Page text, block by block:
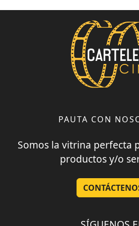
PAUTA CON
Somos la vitrina perfecta
productos y/o